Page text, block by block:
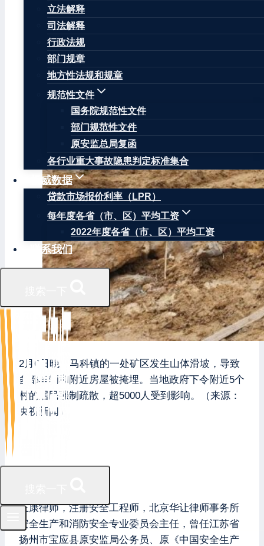
立法解释
司法解释
行政法规
部门规章
地方性法规和规章
规范性文件
国务院规范性文件
部门规范性文件
原安监总局复函
各行业重大事故隐患判定标准集合
权威数据
贷款市场报价利率（LPR）
每年度各省（市、区）平均工资
2022年度各省（市、区）平均工资
联系我们
2月6日晚，马科镇的一处矿区发生山体滑坡，导致
多部车辆和附近房屋被掩埋。当地政府下令附近5个
村的居民强制疏散，超5000人受到影响。（来源：
央视新闻）
王康律师，注册安全工程师，北京华让律师事务所
安全生产和消防安全专业委员会主任，曾任江苏省
扬州市宝应县原安监局公务员、原《中国安全生产